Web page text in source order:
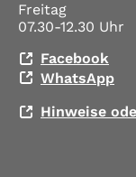
Freitag
07.30-12.30 Uhr
Facebook
WhatsApp
Hinweise